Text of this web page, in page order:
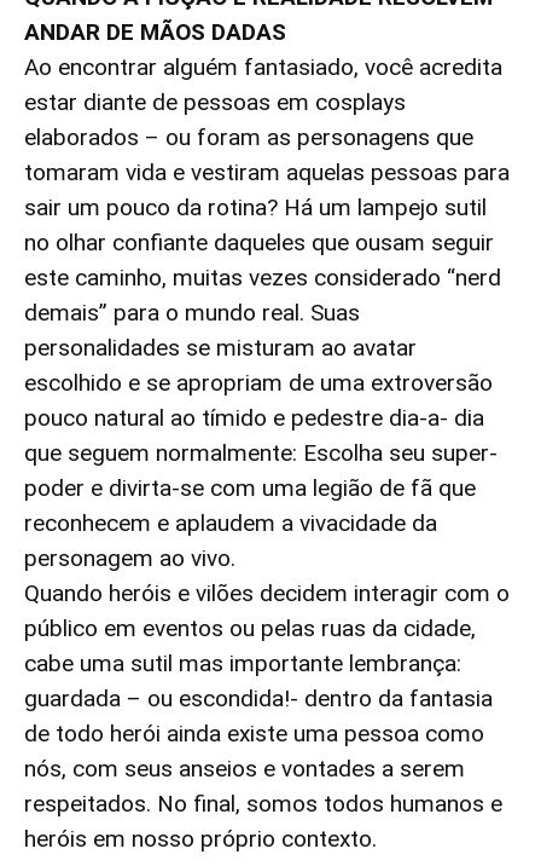
ANDAR DE MÃOS DADAS
Ao encontrar alguém fantasiado, você acredita
estar diante de pessoas em cosplays
elaborados – ou foram as personagens que
tomaram vida e vestiram aquelas pessoas para
sair um pouco da rotina? Há um lampejo sutil
no olhar confiante daqueles que ousam seguir
este caminho, muitas vezes considerado “nerd
demais” para o mundo real. Suas
personalidades se misturam ao avatar
escolhido e se apropriam de uma extroversão
pouco natural ao tímido e pedestre dia-a- dia
que seguem normalmente: Escolha seu super-
poder e divirta-se com uma legião de fã que
reconhecem e aplaudem a vivacidade da
personagem ao vivo.
Quando heróis e vilões decidem interagir com o
público em eventos ou pelas ruas da cidade,
cabe uma sutil mas importante lembrança:
guardada – ou escondida!- dentro da fantasia
de todo herói ainda existe uma pessoa como
nós, com seus anseios e vontades a serem
respeitados. No final, somos todos humanos e
heróis em nosso próprio contexto.